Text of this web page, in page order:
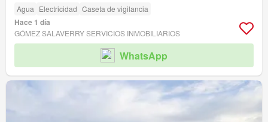
Agua Electricidad Caseta de vigilancia
Hace 1 día
GÓMEZ SALAVERRY SERVICIOS INMOBILIARIOS
WhatsApp